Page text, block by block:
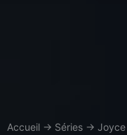
Accueil → Séries →